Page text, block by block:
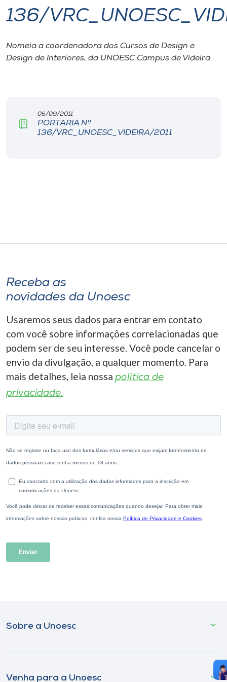
I.nova
Diplomados
Store
Selecione
o idioma
A+
136/
Nomeia a coordenadora dos Cursos de Design e
Design de Interiores, da UNOESC Campus de Videira.
05/09/2011
PORTARIA Nº
136/VRC_UNOESC_VIDEIRA/2011
Receba as
novidades da Unoesc
Usaremos seus dados para entrar em contato
com você sobre informações correlacionadas que
podem ser de seu interesse. Você pode cancelar o
envio da divulgação, a qualquer momento. Para
mais detalhes, leia nossa política de
privacidade.
Sobre a Unoesc
Venha para a Unoesc